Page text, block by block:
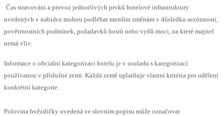
Čas stravování a provoz jednotlivých prvků hotelové infrastruktury
uvedených v nabídce mohou podléhat menším změnám v důsledku sezónnosti,
povětrnostních podmínek, požadavků hostů nebo vyšší moci, na které majitel
nemá vliv.
Informace o oficiální kategorizaci hotelu je v souladu s kategorizací
používanou v příslušné zemi. Každá země uplatňuje vlastní kritéria pro udělení
konkrétní kategorie.
Polovina hvězdičky uvedená ve slovním popisu může označovat